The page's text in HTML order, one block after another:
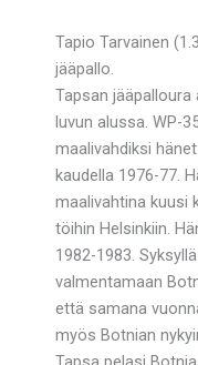
Tapio Tarvainen
jääpallo.
Tapsan jääpalloura
luvun alussa. WP-
maalivahdiksi
kaudella 1976-77.
maalivahtina kuusi
töihin Helsinkiin.
1982-1983.
valmentamaan
että samana
myös Botnian